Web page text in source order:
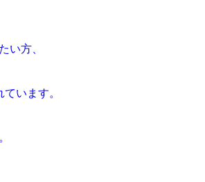
い方、
います。